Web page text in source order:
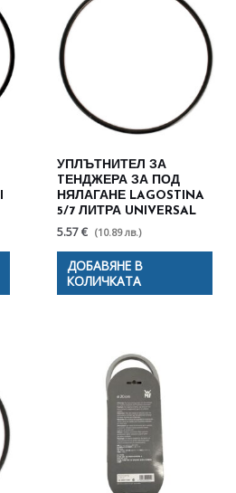
УПЛЪТНИТЕЛ ЗА
TЕНДЖЕРА ЗА ПОД
НЯЛАГАНЕ LAGOSTINA
5/7 ЛИТРА UNIVERSAL
5.57 € (10.89 лв.)
ДОБАВЯНЕ В
КОЛИЧКАТА